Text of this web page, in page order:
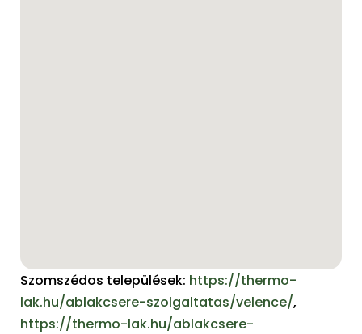
Szomszédos települések: https://thermo-
lak.hu/ablakcsere-szolgaltatas/velence/,
https://thermo-lak.hu/ablakcsere-